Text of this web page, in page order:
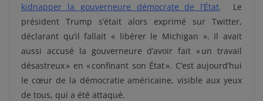
kidnapper la gouverneure démocrate de l’État. Le
président Trump s’était alors exprimé sur Twitter,
déclarant qu’il fallait « libérer le Michigan ». Il avait
aussi accusé la gouverneure d’avoir fait « un travail
désastreux » en « confinant son État ». C’est aujourd’hui
le cœur de la démocratie américaine, visible aux yeux
de tous, qui a été attaqué.